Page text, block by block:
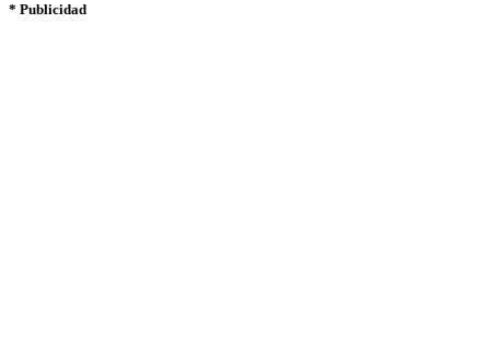
* Publicidad